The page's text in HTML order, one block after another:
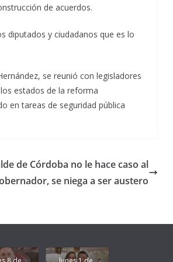
de acuerdos.
diputados y ciudadanos que es lo
se reunió con legisladores
estados de la reforma
en tareas de seguridad pública
de Córdoba no le hace caso al
se niega a ser austero
y
la
que
Pongamos
de moda;
San